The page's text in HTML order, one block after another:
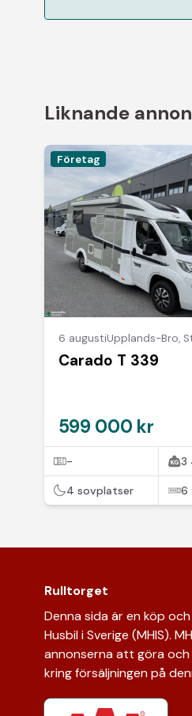
Liknande
Företag
6 augustiUpplands-Bro,
Carado T 339
599 000 kr
- 3
4 sovplatser 6
Rulltorget
Denna sida är en köp
Husbil i Sverige (MHIS).
annonserna att göra
kring försäljningen på